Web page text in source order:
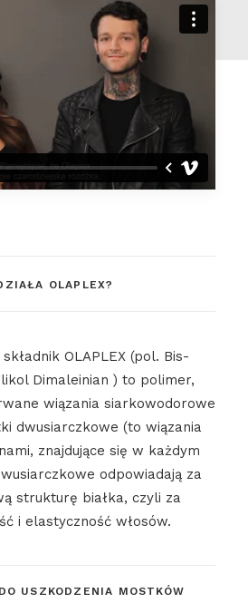
OLAPLEX?
OLAPLEX (pol. Bis-
Dimaleinian ) to polimer,
wiązania siarkowodorowe
dwusiarczkowe (to wiązania
znajdujące się w każdym
odpowiadają za
strukturę białka, czyli za
i elastyczność włosów.
USZKODZENIA MOSTKÓW